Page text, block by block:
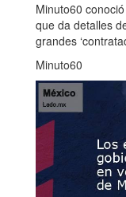
Minuto60
que da detalles
grandes
Minuto60